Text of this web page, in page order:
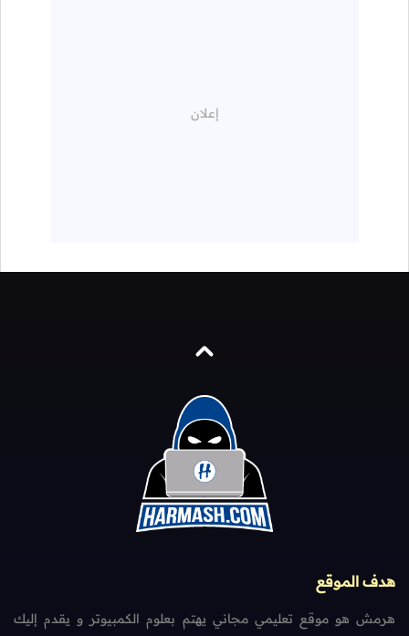
هدف الموقع
هرمش هو موقع تعليمي مجاني يهتم بعلوم الكمبيوتر و يقدم إليك